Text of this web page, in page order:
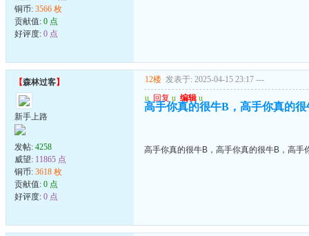
铜币: 3566 枚
贡献值: 0 点
好评度: 0 点
【森林过客】
新手上路
发帖: 4258
威望: 11865 点
铜币: 3618 枚
贡献值: 0 点
好评度: 0 点
12楼 发表于: 2025-04-15 23:17 ---
u 回复 u 编辑 u
高手你真的很牛B，高手你真的
高手你真的很牛B，高手你真的很牛B，高手